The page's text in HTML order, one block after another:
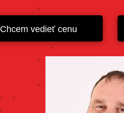
Chcem vedieť cenu